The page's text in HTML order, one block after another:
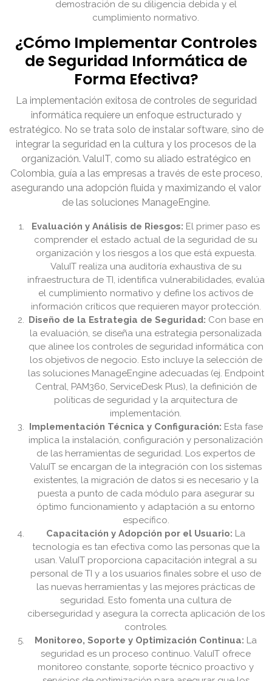
demostración de su diligencia debida y el
cumplimiento normativo.
¿Cómo Implementar Controles
de Seguridad Informática de
Forma Efectiva?
La implementación exitosa de controles de seguridad
informática requiere un enfoque estructurado y
estratégico. No se trata solo de instalar software, sino de
integrar la seguridad en la cultura y los procesos de la
organización. ValuIT, como su aliado estratégico en
Colombia, guía a las empresas a través de este proceso,
asegurando una adopción fluida y maximizando el valor
de las soluciones ManageEngine.
Evaluación y Análisis de Riesgos: El primer paso es
comprender el estado actual de la seguridad de su
organización y los riesgos a los que está expuesta.
ValuIT realiza una auditoría exhaustiva de su
infraestructura de TI, identifica vulnerabilidades, evalúa
el cumplimiento normativo y define los activos de
información críticos que requieren mayor protección.
Diseño de la Estrategia de Seguridad: Con base en
la evaluación, se diseña una estrategia personalizada
que alinee los controles de seguridad informática con
los objetivos de negocio. Esto incluye la selección de
las soluciones ManageEngine adecuadas (ej. Endpoint
Central, PAM360, ServiceDesk Plus), la definición de
políticas de seguridad y la arquitectura de
implementación.
Implementación Técnica y Configuración: Esta fase
implica la instalación, configuración y personalización
de las herramientas de seguridad. Los expertos de
ValuIT se encargan de la integración con los sistemas
existentes, la migración de datos si es necesario y la
puesta a punto de cada módulo para asegurar su
óptimo funcionamiento y adaptación a su entorno
específico.
Capacitación y Adopción por el Usuario: La
tecnología es tan efectiva como las personas que la
usan. ValuIT proporciona capacitación integral a su
personal de TI y a los usuarios finales sobre el uso de
las nuevas herramientas y las mejores prácticas de
seguridad. Esto fomenta una cultura de
ciberseguridad y asegura la correcta aplicación de los
controles.
Monitoreo, Soporte y Optimización Continua: La
seguridad es un proceso continuo. ValuIT ofrece
monitoreo constante, soporte técnico proactivo y